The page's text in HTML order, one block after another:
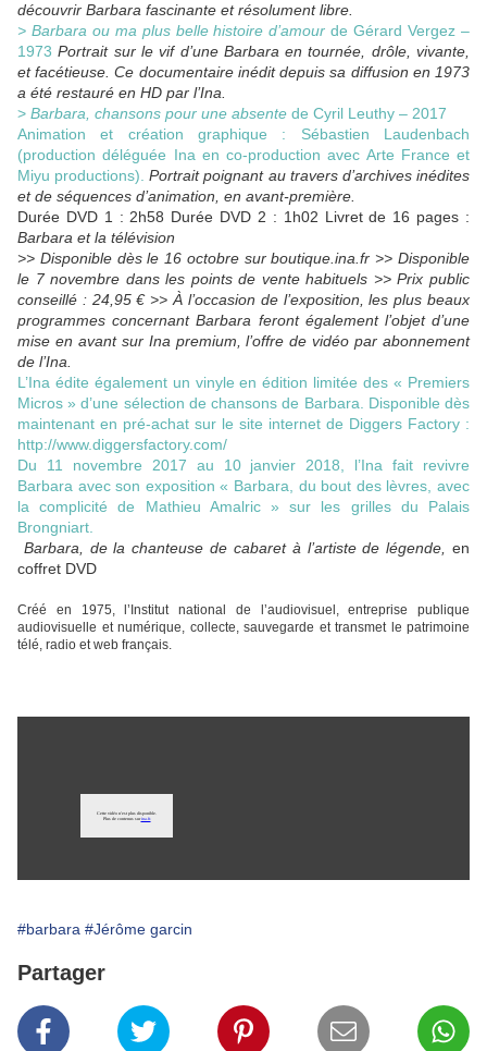
découvrir Barbara fascinante et résolument libre.
> Barbara ou ma plus belle histoire d’amourde Gérard Vergez –
1973 Portrait sur le vif d’une Barbara en tournée, drôle, vivante,
et facétieuse. Ce documentaire inédit depuis sa diffusion en 1973
a été restauré en HD par l’Ina.
> Barbara, chansons pour une absente de Cyril Leuthy – 2017
Animation et création graphique : Sébastien Laudenbach
(production déléguée Ina en co-production avec Arte France et
Miyu productions). Portrait poignant au travers d’archives inédites
et de séquences d’animation, en avant-première.
Durée DVD 1 : 2h58 Durée DVD 2 : 1h02 Livret de 16 pages :
Barbara et la télévision
>> Disponible dès le 16 octobre surboutique.ina.fr >> Disponible
le 7 novembre dans les points de vente habituels >> Prix public
conseillé : 24,95 € >> À l’occasion de l’exposition, les plus beaux
programmes concernant Barbara feront également l’objet d’une
mise en avant sur Ina premium, l’offre de vidéo par abonnement
de l’Ina.
L’Ina édite également un vinyle en édition limitée des « Premiers
Micros » d’une sélection de chansons de Barbara. Disponible dès
maintenant en pré-achat sur le site internet de Diggers Factory :
http://www.diggersfactory.com/
Du 11 novembre 2017 au 10 janvier 2018, l’Ina fait revivre
Barbara avec son exposition « Barbara, du bout des lèvres, avec
la complicité de Mathieu Amalric » sur les grilles du Palais
Brongniart.
Barbara, de la chanteuse de cabaret à l’artiste de légende,
en
coffret DVD
Créé en 1975, l’Institut national de l’audiovisuel, entreprise publique
audiovisuelle et numérique, collecte, sauvegarde et transmet le patrimoine
télé, radio et web français.
#barbara #Jérôme garcin
Partager